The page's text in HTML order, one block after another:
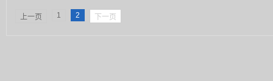
上一页 1 2 下一页